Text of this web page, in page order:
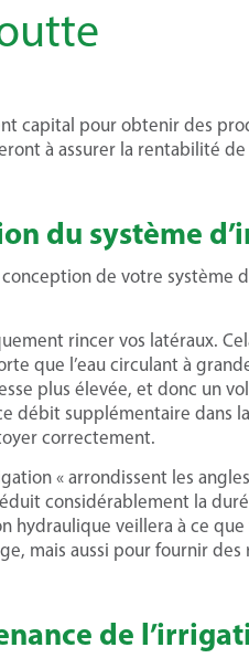
capital pour obtenir des
à assurer la rentabilité
du système
de votre système
rincer vos latéraux.
que l’eau circulant à
plus élevée, et donc un
débit supplémentaire dans
correctement.
« arrondissent les
considérablement la
veillera à ce
mais aussi pour fournir
de